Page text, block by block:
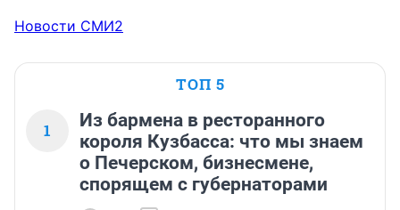
Новости СМИ2
ТОП 5
1
Из бармена в ресторанного
короля Кузбасса: что мы знаем
о Печерском, бизнесмене,
спорящем с губернаторами